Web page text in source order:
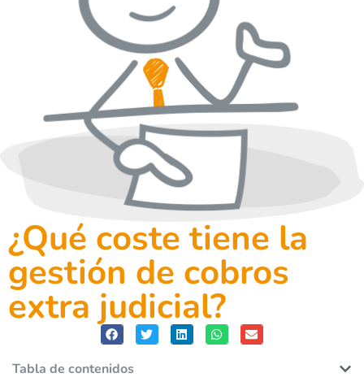
¿Qué coste tiene la
gestión de cobros
extra judicial?
Tabla de contenidos